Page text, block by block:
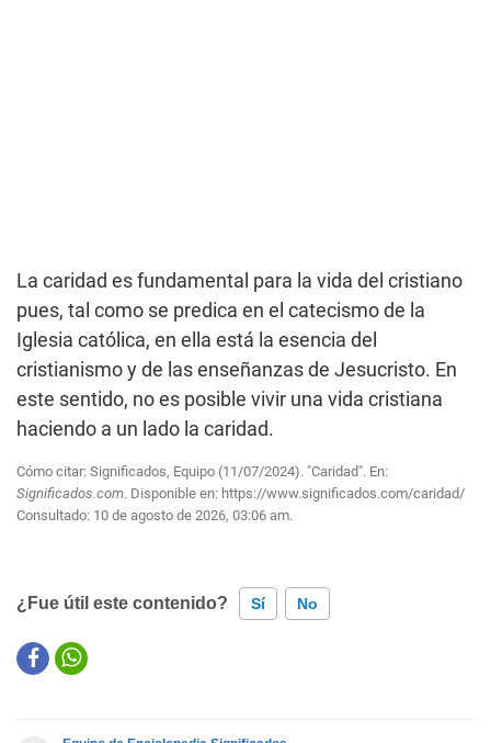
La caridad es fundamental para la vida del cristiano
pues, tal como se predica en el catecismo de la
Iglesia católica, en ella está la esencia del
cristianismo y de las enseñanzas de Jesucristo. En
este sentido, no es posible vivir una vida cristiana
haciendo a un lado la caridad.
Cómo citar: Significados, Equipo (11/07/2024). "Caridad". En:
Significados.com. Disponible en: https://www.significados.com/caridad/
Consultado: 10 de agosto de 2026, 03:06 am.
¿Fue útil este contenido? Sí No
Este contenido contiene información incorrecta